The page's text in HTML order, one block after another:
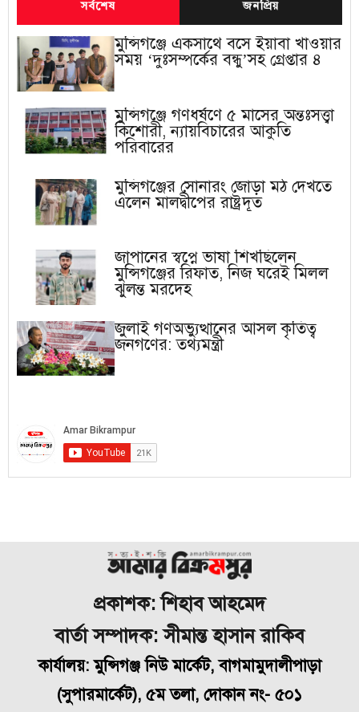
সর্বশেষ জনপ্রিয়
মুন্সিগঞ্জে একসাথে বসে ইয়াবা খাওয়ার
সময় ‘দুঃসম্পর্কের বন্ধু’সহ গ্রেপ্তার ৪
মুন্সিগঞ্জে গণধর্ষণে ৫ মাসের অন্তঃসত্ত্বা
কিশোরী, ন্যায়বিচারের আকুতি
পরিবারের
মুন্সিগঞ্জের সোনারং জোড়া মঠ দেখতে
এলেন মালদ্বীপের রাষ্ট্রদূত
জাপানের স্বপ্নে ভাষা শিখছিলেন
মুন্সিগঞ্জের রিফাত, নিজ ঘরেই মিলল
ঝুলন্ত মরদেহ
জুলাই গণঅভ্যুত্থানের আসল কৃতিত্ব
জনগণের: তথ্যমন্ত্রী
প্রকাশক: শিহাব আহমেদ
বার্তা সম্পাদক: সীমান্ত হাসান রাকিব
কার্যালয়: মুন্সিগঞ্জ নিউ মার্কেট, বাগমামুদালীপাড়া
(সুপারমার্কেট), ৫ম তলা, দোকান নং- ৫০১